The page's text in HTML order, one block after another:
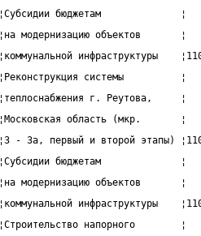
¦Субсидии бюджетам
¦на модернизацию объектов
¦коммунальной инфраструктуры
¦Реконструкция системы
¦теплоснабжения г.
¦Московская область (мкр.
¦3 - 3а, первый и второй этапы)
¦Субсидии бюджетам
¦на модернизацию объектов
¦коммунальной инфраструктуры
¦Строительство напорного